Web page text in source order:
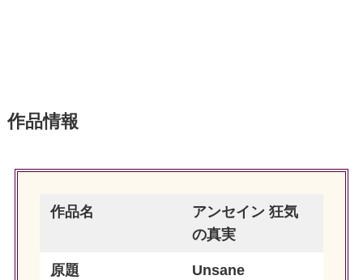
作品情報
作品名
アンセイン 狂気
の真実
原題 Unsane